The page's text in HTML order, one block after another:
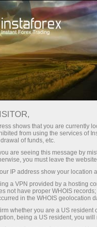
Con
competitivas:
hasta 1:5000,
spreads y
mercado, así
atractivas
acciones e
Spreads mínimos
Bono del 30%
en cada
Velocidad
en el trading y
shows that you are currently
from using the services of
of funds, etc.
are seeing this message by
you must leave the
IP address show your location
a VPN provided by a hosting
not have proper WHOIS records;
in the WHOIS geolocation
whether you are a US resident
being a US resident, you